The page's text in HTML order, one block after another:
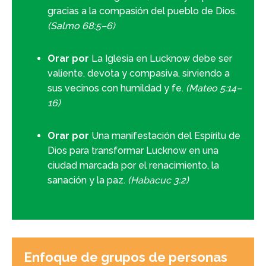
gracias a la compasión del pueblo de Dios.
(Salmo 68:5–6)
Orar por La Iglesia en Lucknow debe ser
valiente, devota y compasiva, sirviendo a
sus vecinos con humildad y fe. (Mateo 5:14–
16)
Orar por Una manifestación del Espíritu de
Dios para transformar Lucknow en una
ciudad marcada por el renacimiento, la
sanación y la paz. (Habacuc 3:2)
Enfoque de grupos de personas